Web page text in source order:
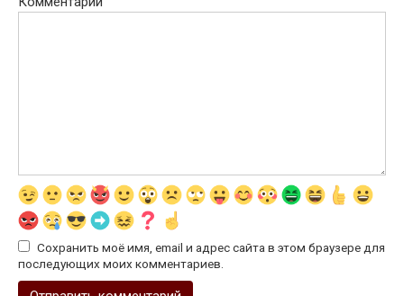
Сохранить моё имя, email и адрес сайта в этом браузере для
последующих моих комментариев.